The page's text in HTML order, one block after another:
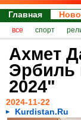
Главная
все спорт
Ахмет
Эрбиль
2024"
2024-11-22
Kurdistan.Ru